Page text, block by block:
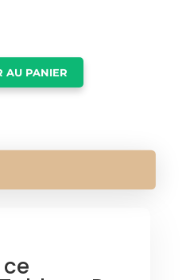
AU PANIER